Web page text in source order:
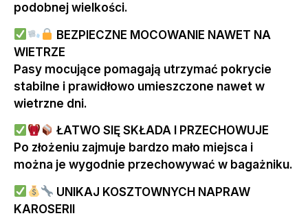
podobnej wielkości.
BEZPIECZNE MOCOWANIE NAWET NA
WIETRZE
Pasy mocujące pomagają utrzymać pokrycie
stabilne i prawidłowo umieszczone nawet w
wietrzne dni.
ŁATWO SIĘ SKŁADA I PRZECHOWUJE
Po złożeniu zajmuje bardzo mało miejsca i
można je wygodnie przechowywać w bagażniku.
UNIKAJ KOSZTOWNYCH NAPRAW
KAROSERII